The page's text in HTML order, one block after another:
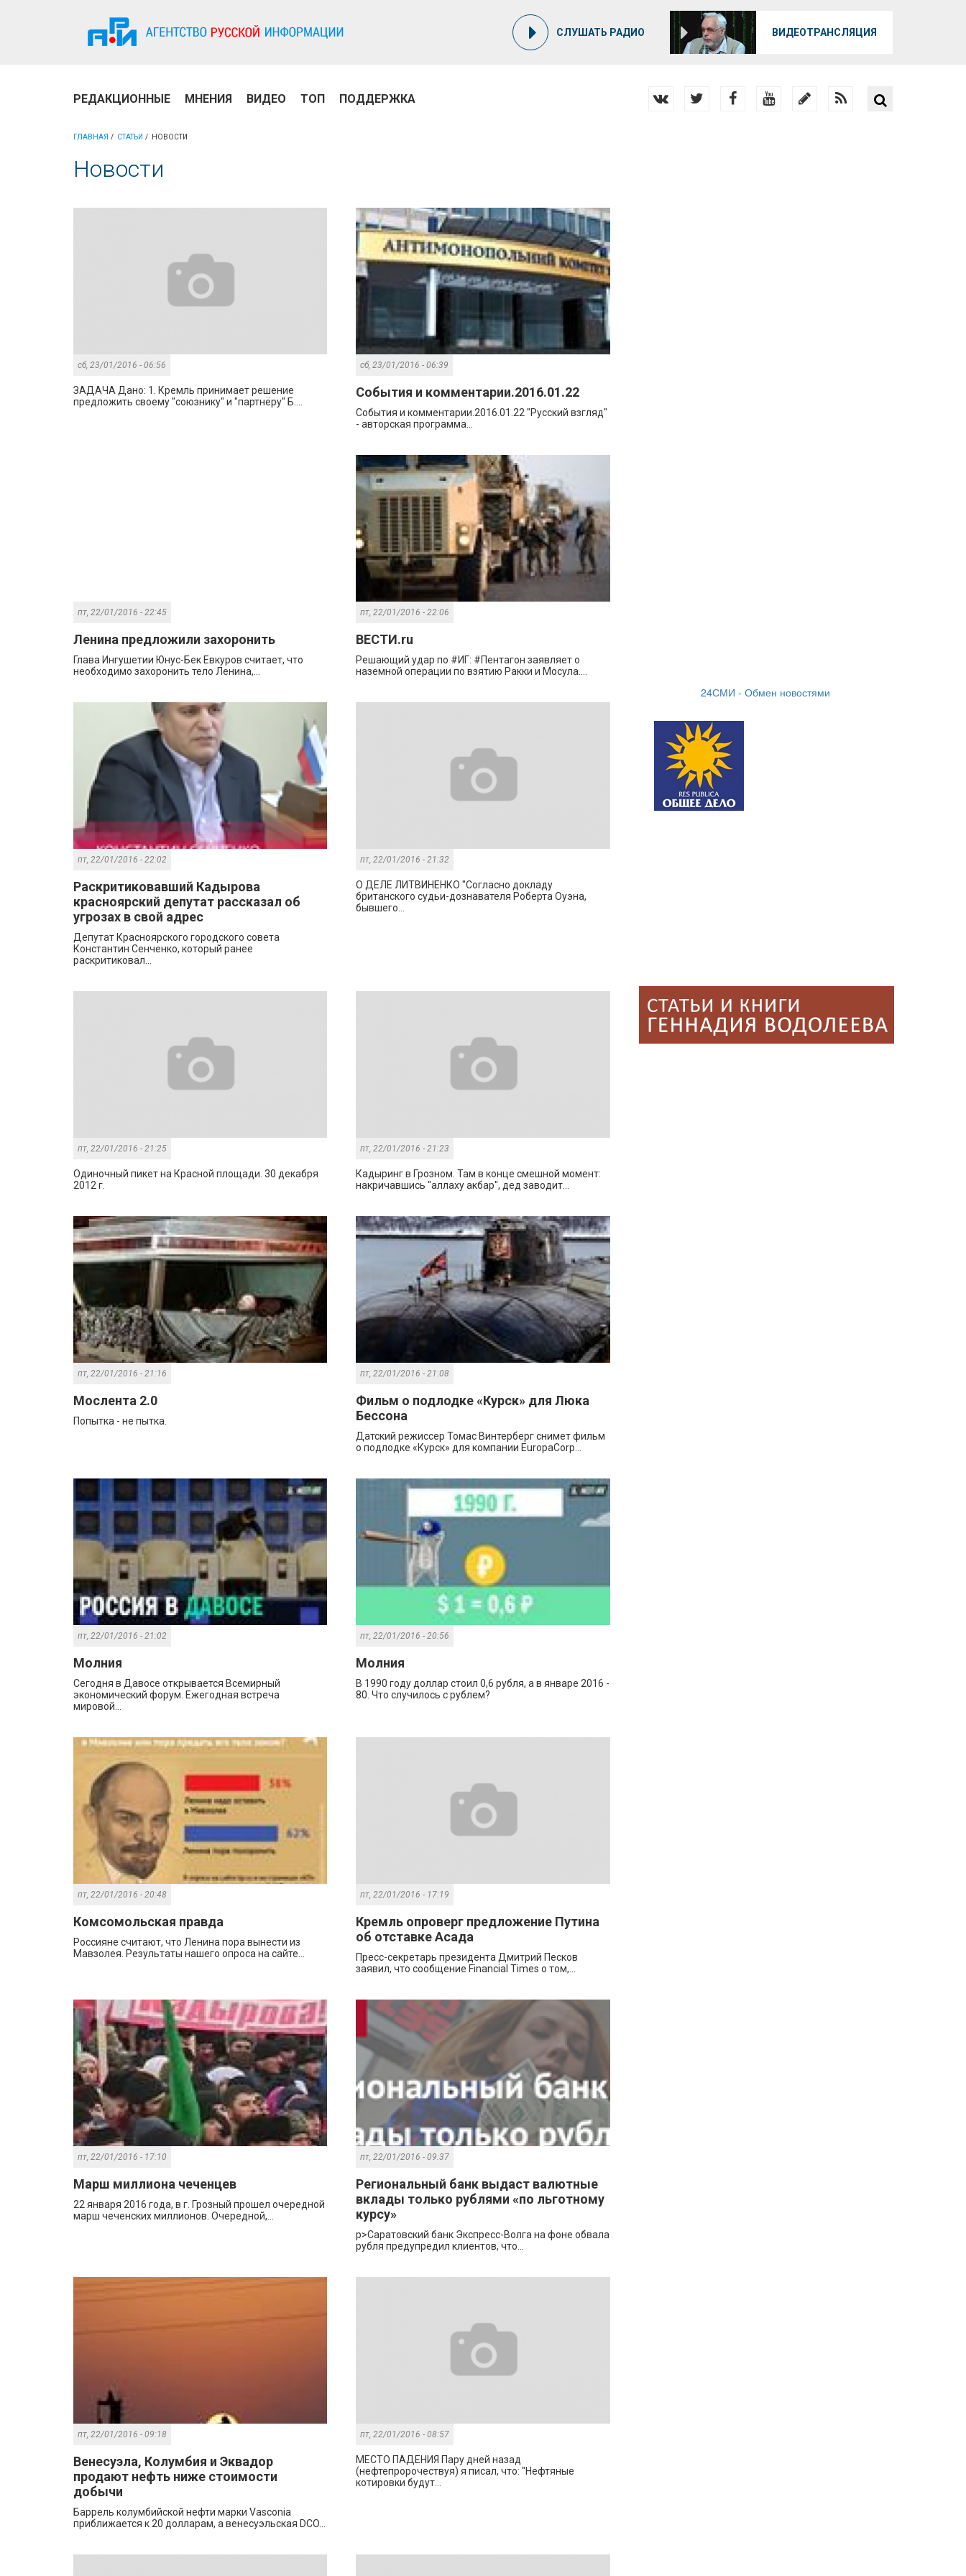
СЛУШАТЬ РАДИО ВИДЕОТРАНСЛЯЦИЯ
РЕДАКЦИОННЫЕ МНЕНИЯ ВИДЕО ТОП ПОДДЕРЖКА
ГЛАВНАЯ СТАТЬИ НОВОСТИ
Новости
сб, 23/01/2016 - 06:56
ЗАДАЧА Дано: 1. Кремль принимает решение
предложить своему "союзнику" и "партнёру" Б....
сб, 23/01/2016 - 06:39
События и комментарии.2016.01.22
События и комментарии.2016.01.22 "Русский взгляд"
- авторская программа...
пт, 22/01/2016 - 22:45
Ленина предложили захоронить
Глава Ингушетии Юнус-Бек Евкуров считает, что
необходимо захоронить тело Ленина,...
пт, 22/01/2016 - 22:06
ВЕСТИ.ru
Решающий удар по #ИГ: #Пентагон заявляет о
наземной операции по взятию Ракки и Мосула....
пт, 22/01/2016 - 22:02
Раскритиковавший Кадырова
красноярский депутат рассказал об
угрозах в свой адрес
Депутат Красноярского городского совета
Константин Сенченко, который ранее
раскритиковал...
пт, 22/01/2016 - 21:32
О ДЕЛЕ ЛИТВИНЕНКО "Согласно докладу
британского судьи-дознавателя Роберта Оуэна,
бывшего...
пт, 22/01/2016 - 21:25
Одиночный пикет на Красной площади. 30 декабря
2012 г.
пт, 22/01/2016 - 21:23
Кадыринг в Грозном. Там в конце смешной момент:
накричавшись "аллаху акбар", дед заводит...
пт, 22/01/2016 - 21:16
Мослента 2.0
Попытка - не пытка.
пт, 22/01/2016 - 21:08
Фильм о подлодке «Курск» для Люка
Бессона
Датский режиссер Томас Винтерберг снимет фильм
о подлодке «Курск» для компании EuropaCorp...
пт, 22/01/2016 - 21:02
Молния
Сегодня в Давосе открывается Всемирный
экономический форум. Ежегодная встреча
мировой...
пт, 22/01/2016 - 20:56
Молния
В 1990 году доллар стоил 0,6 рубля, а в январе 2016 -
80. Что случилось с рублем?
пт, 22/01/2016 - 20:48
Комсомольская правда
Россияне считают, что Ленина пора вынести из
Мавзолея. Результаты нашего опроса на сайте...
пт, 22/01/2016 - 17:19
Кремль опроверг предложение Путина
об отставке Асада
Пресс-секретарь президента Дмитрий Песков
заявил, что сообщение Financial Times о том,...
пт, 22/01/2016 - 17:10
Марш миллиона чеченцев
22 января 2016 года, в г. Грозный прошел очередной
марш чеченских миллионов. Очередной,...
пт, 22/01/2016 - 09:37
Региональный банк выдаст валютные
вклады только рублями «по льготному
курсу»
p>Саратовский банк Экспресс-Волга на фоне обвала
рубля предупредил клиентов, что...
пт, 22/01/2016 - 09:18
Венесуэла, Колумбия и Эквадор
продают нефть ниже стоимости
добычи
Баррель колумбийской нефти марки Vasconia
приближается к 20 долларам, а венесуэльская DCO...
пт, 22/01/2016 - 08:57
МЕСТО ПАДЕНИЯ Пару дней назад
(нефтепророчествуя) я писал, что: "Нефтяные
котировки будут...
24СМИ - Обмен новостями